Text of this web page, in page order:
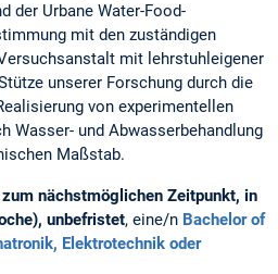
der Urbane Water-Food-
mit den zuständigen
mit lehrstuhleigener
unserer Forschung durch die
von experimentellen
Wasser- und Abwasserbehandlung
Maßstab.
zum nächstmöglichen Zeitpunkt, in
unbefristet, eine/n Bachelor of
Elektrotechnik oder